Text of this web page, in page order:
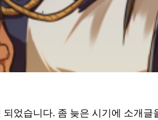
었습니다. 좀 늦은 시기에 소개